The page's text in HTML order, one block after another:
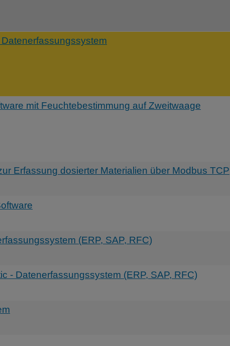
mit Feuchtebestimmung auf Zweitwaage
Erfassung dosierter Materialien über Modbus TCP
(ERP, SAP, RFC)
- Datenerfassungssystem (ERP, SAP, RFC)